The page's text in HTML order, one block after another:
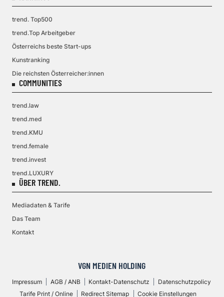
trend. Top500
trend.Top Arbeitgeber
Österreichs beste Start-ups
Kunstranking
Die reichsten Österreicher:innen
COMMUNITIES
trend.law
trend.med
trend.KMU
trend.female
trend.invest
trend.LUXURY
ÜBER TREND.
Mediadaten & Tarife
Das Team
Kontakt
VGN MEDIEN HOLDING
Impressum AGB / ANB Kontakt-Datenschutz
Datenschutzpolicy
Tarife Print / Online
Redirect Sitemap Cookie Einstellungen